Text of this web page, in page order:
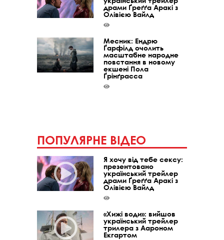
драми Ґреґґа Аракі з
Олівією Вайлд
Месник: Ендрю
Ґарфілд очолить
масштабне народне
повстання в новому
екшені Пола
Ґрінґрасса
ПОПУЛЯРНЕ ВІДЕО
Я хочу від тебе сексу:
презентовано
український трейлер
драми Ґреґґа Аракі з
Олівією Вайлд
«Хижі води»: вийшов
український трейлер
трилера з Аароном
Екгартом